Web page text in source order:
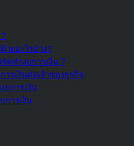
วยอะไรบ้าง?
ดทำงบการเงิน ?
รเงินต่อเจ้าของธุรกิจ
บการเงิน
การเงิน